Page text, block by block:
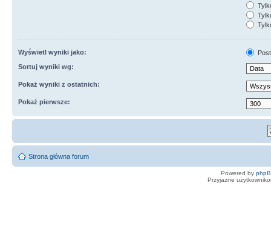
Wyświetl wyniki jako:
Sortuj wyniki wg:
Pokaż wyniki z ostatnich:
Pokaż pierwsze:
Strona główna forum
Powered by
Przyjazne